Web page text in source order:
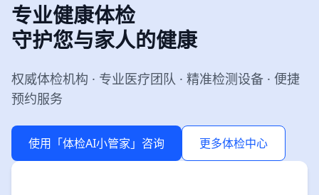
专业健康体检
守护您与家人的健康
权威体检机构 · 专业医疗团队 · 精准检测设备 · 便捷
预约服务
使用「体检AI小管家」咨询 更多体检中心